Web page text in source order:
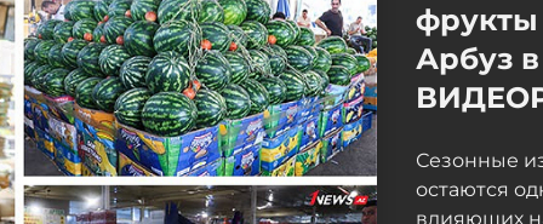
Арбуз
Сезонные
остаются
влияющих